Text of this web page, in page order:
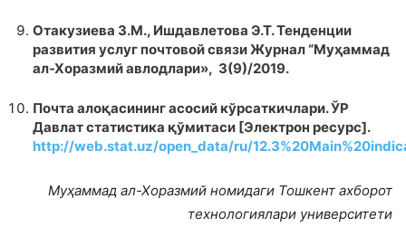
Отакузиева З.М., Ишдавлетова Э.Т. Тенденции
развития услуг почтовой связи Журнал “Муҳаммад
ал-Хоразмий авлодлари», 3(9)/2019.
Почта алоқасининг асосий кўрсаткичлари. ЎР
Давлат статистика қўмитаси [Электрон ресурс].
http://web.stat.uz/open_data/ru/
Муҳаммад ал-Хоразмий номидаги Тошкент ахборот
технологиялари университети